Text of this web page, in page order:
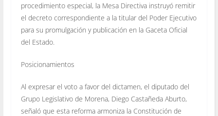
procedimiento especial, la Mesa Directiva instruyó remitir
el decreto correspondiente a la titular del Poder Ejecutivo
para su promulgación y publicación en la Gaceta Oficial
del Estado.
Posicionamientos
Al expresar el voto a favor del dictamen, el diputado del
Grupo Legislativo de Morena, Diego Castañeda Aburto,
señaló que esta reforma armoniza la Constitución de